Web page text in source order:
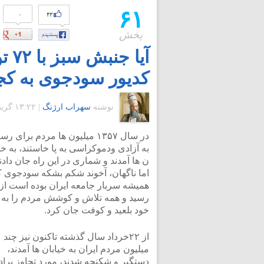
۶۱
پخش
۰ ۴۳
کدیور سودجوی به
نوشته سهراب ارژنگ ۱۳:۲۲ گرينويچ - سه شنبه ۲۹ تیر ۱۳۸۹
در سال ۱۳۵۷ میلیون ها مردم برای
به آزادی ودموکراسی به پا خاستند، به
ن ها آمدند و شماری در این راه جان
اما ناگهان، آخوند شکم بشکه سودجوی
همیشه سربار جامعه ایران بوده است از
رسید و همه تلاش و کوشش مردم را
خود بلعید و کوفت جان کرد.
از ۲۲خرداد سال گذشته تاکنون نیز چند
میلیون مردم ایران به خیابان ها آمدند،
دستگیر و شکنجه شدند، مورد تجاوز